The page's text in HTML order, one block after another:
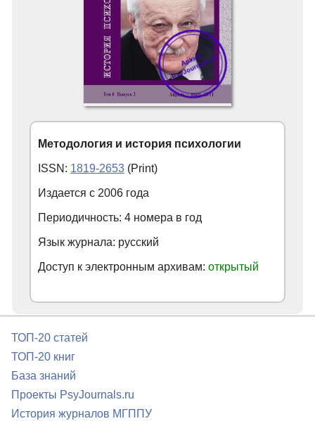
Методология и история психологии
ISSN: 1819-2653 (Print)
Издается с 2006 года
Периодичность: 4 номера в год
Язык журнала: русский
Доступ к электронным архивам: открытый
ТОП-20 статей
ТОП-20 книг
База знаний
Проекты PsyJournals.ru
История журналов МГППУ